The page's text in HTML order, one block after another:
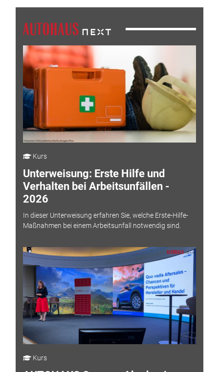
Kurs
Unterweisung: Erste Hilfe und
Verhalten bei Arbeitsunfällen -
2026
In dieser Unterweisung erfahren Sie, welche Erste-Hilfe-
Maßnahmen bei einem Arbeitsunfall notwendig sind.
Kurs